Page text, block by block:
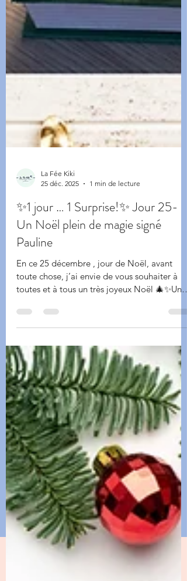
La Fée Kiki
25 déc. 2025
1 min de lecture
✨1 jour … 1 Surprise!✨ Jour 25-
Pauline
En ce 25 décembre , jour de Noël, avant
toutes et à tous un très joyeux Noël 🎄✨Un
moment précieux à partager, rempli de
douceur, de chaleur et de petits bonheurs
simples. Et pour clôturer ce calendrier de
l’Avent créatif en beauté, c’est Pauline , notre
mère Noël du jour , qui nous a réservé une
surprise absolument magique 🎁 Elle a
réalisé une superbe boîte , ingénieuse et
pleine de surprises, qui s’ouvre d’un côté…
et de l’autre